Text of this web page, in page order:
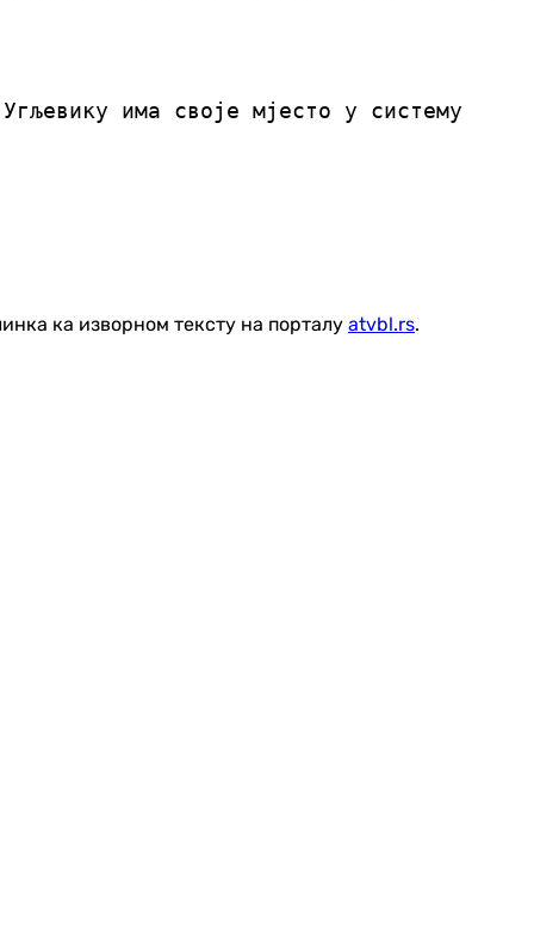
има своје мјесто у систему
ка изворном тексту на порталу atvbl.rs.